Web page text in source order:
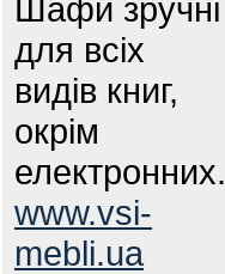
Шафи зручні
для всіх
видів книг,
окрім
електронних.
www.vsi-
mebli.ua